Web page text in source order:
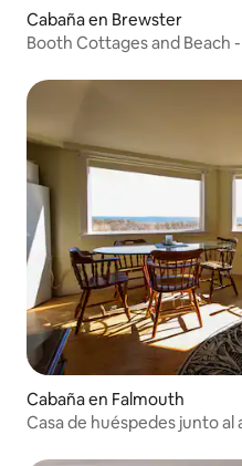
Cabaña en Brewster
Booth Cottages and Beach
Cabaña en Falmouth
Casa de huéspedes junto al